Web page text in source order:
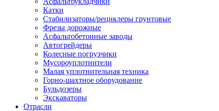
Катки
Стабилизаторы/рециклеры грунтовые
Фрезы дорожные
Асфальтобетонные заводы
Автогрейдеры
Колесные погрузчики
Мусороуплотнители
Малая уплотнительная техника
Горно-шахтное оборудование
Бульдозеры
Экскаваторы
Отрасли